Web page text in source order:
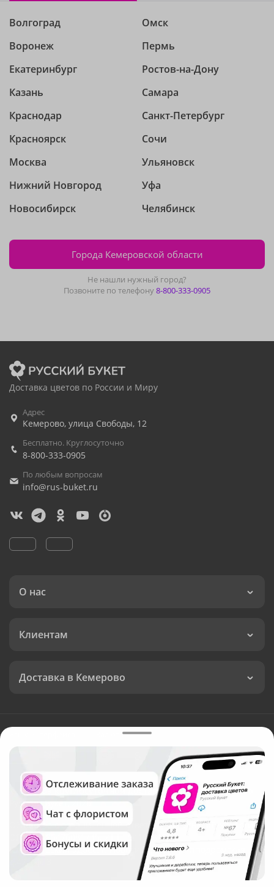
Волгоград
Воронеж
Екатеринбург
Казань
Краснодар
Красноярск
Москва
Нижний Новгород
Новосибирск
Омск
Пермь
Ростов-на-Дону
Самара
Санкт-Петербург
Сочи
Ульяновск
Уфа
Челябинск
Города Кемеровской области
Не нашли нужный город?
Позвоните по телефону8-800-333-0905
Доставка цветов по России и Миру
Адрес
Кемерово, улица Свободы, 12
Бесплатно. Круглосуточно
8-800-333-0905
По любым вопросам
info@rus-buket.ru
О нас
Клиентам
Доставка в Кемерово
Валюта:
Служба круглосуточной доставки цветов в Кемерово
Русский Букет, 2026
Общество с ограниченной ответственностью «Технология»
ОГРН: 1195476081745, ИНН: 5410081997
Юридический адрес: г. Новосибирск, ул. Ипподромская,